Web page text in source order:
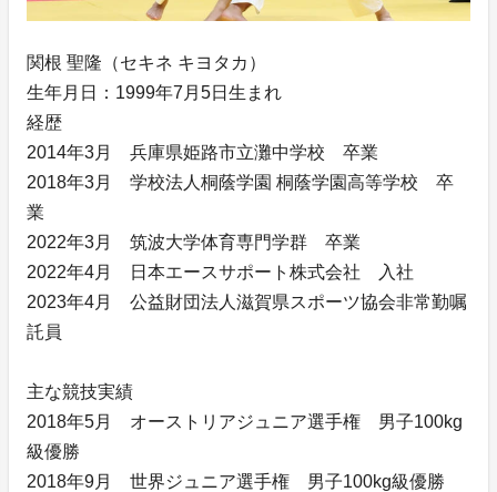
関根 聖隆（セキネ キヨタカ）
生年月日：1999年7月5日生まれ
経歴
2014年3月 兵庫県姫路市立灘中学校 卒業
2018年3月 学校法人桐蔭学園 桐蔭学園高等学校 卒
業
2022年3月 筑波大学体育専門学群 卒業
2022年4月 日本エースサポート株式会社 入社
2023年4月 公益財団法人滋賀県スポーツ協会非常勤嘱
託員
主な競技実績
2018年5月 オーストリアジュニア選手権 男子100kg
級優勝
2018年9月 世界ジュニア選手権 男子100kg級優勝